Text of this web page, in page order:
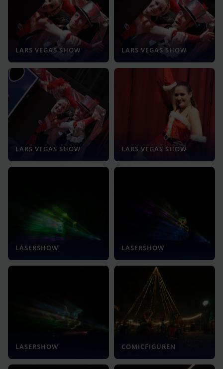
LARS VEGAS SHOW LARS VEGAS SHOW
LARS VEGAS SHOW LARS VEGAS SHOW
LASERSHOW LASERSHOW
LASERSHOW COMICFIGUREN